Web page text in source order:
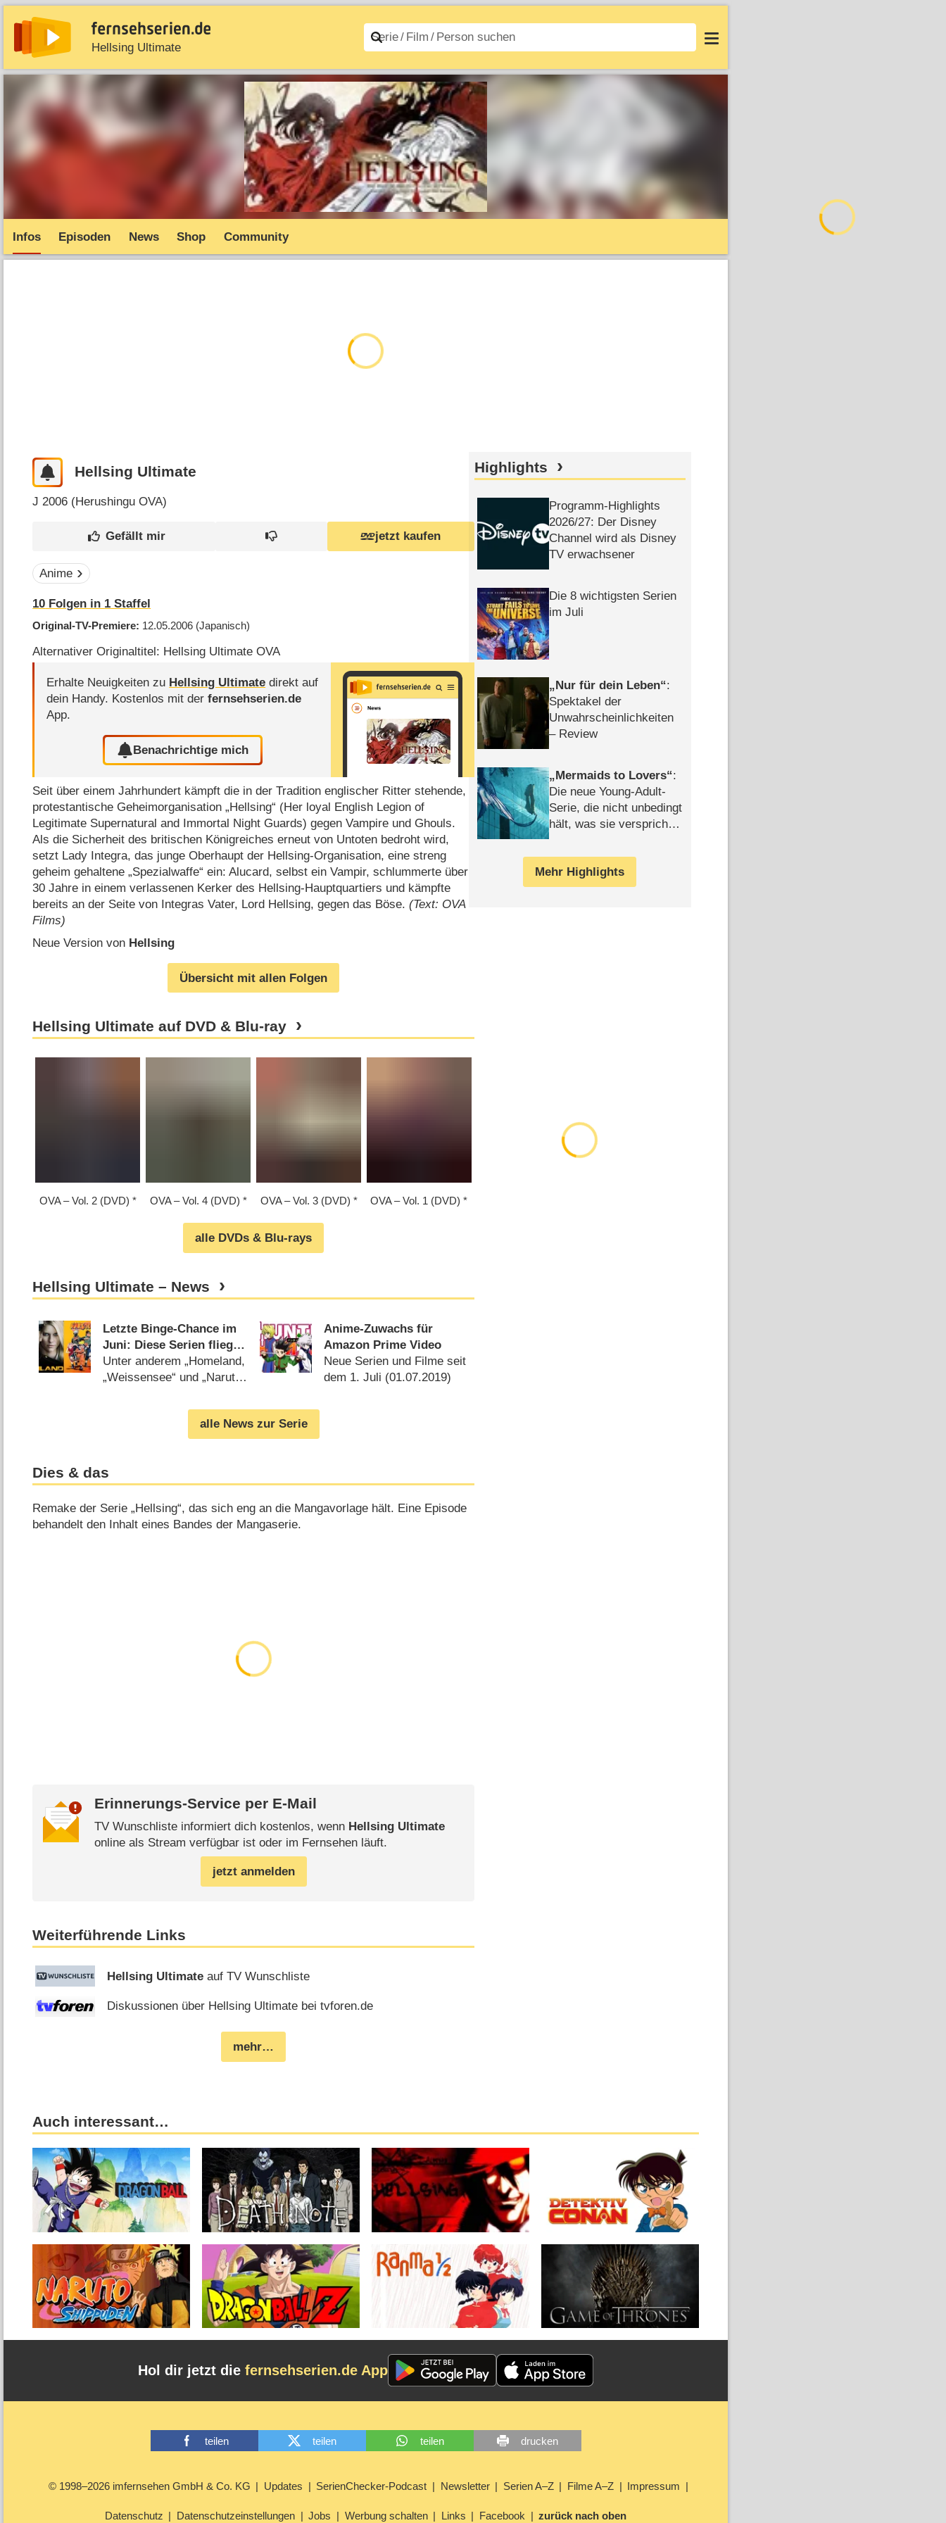
Hellsing Ultimate
News Entdecken Streaming Filme A–Z Login
Infos Episoden News Shop Community
Hellsing Ultimate
J 2006 (Herushingu OVA)
jetzt kaufen
Anime
10 Folgen in 1 Staffel
Original-TV-Premiere 12.05.2006 (Japanisch)
Alternativer Originaltitel: Hellsing Ultimate OVA
Erhalte Neuigkeiten zu Hellsing Ultimate direkt auf
dein Handy. Kostenlos mit derfernsehserien.de
App.
Benachrichtige mich
Seit über einem Jahrhundert kämpft die in der Tradition englischer Ritter stehende,
protestantische Geheimorganisation „Hellsing“ (Her loyal English Legion of
Legitimate Supernatural and Immortal Night Guards) gegen Vampire und Ghouls.
Als die Sicherheit des britischen Königreiches erneut von Untoten bedroht wird,
setzt Lady Integra, das junge Oberhaupt der Hellsing-Organisation, eine streng
geheim gehaltene „Spezialwaffe“ ein: Alucard, selbst ein Vampir, schlummerte über
30 Jahre in einem verlassenen Kerker des Hellsing-Hauptquartiers und kämpfte
bereits an der Seite von Integras Vater, Lord Hellsing, gegen das Böse.(Text: OVA
Films)
Neue Version von Hellsing
Übersicht mit allen Folgen
Hellsing Ultimate auf DVD & Blu-ray
OVA – Vol. 2 (DVD) OVA – Vol. 4 (DVD) OVA – Vol. 3 (DVD) OVA – Vol. 1 (DVD)
alle DVDs & Blu-rays
Hellsing Ultimate – News
Letzte Binge-Chance im
Juni: Diese Serien fliegen
bei Amazon & Netflix
raus
Unter anderem „Homeland,
„Weissensee“ und „Naruto“
Anime-Zuwachs für
Amazon Prime Video
Neue Serien und Filme seit
dem 1. Juli (01.07.2019)
alle News zur Serie
Dies & das
Remake der Serie „Hellsing“, das sich eng an die Mangavorlage hält. Eine Episode
behandelt den Inhalt eines Bandes der Mangaserie.
Erinnerungs-Service per E-Mail
TV Wunschliste informiert dich kostenlos, wenn Hellsing Ultimate
online als Stream verfügbar ist oder im Fernsehen läuft.
jetzt anmelden
Weiterführende Links
Hellsing Ultimate auf TV Wunschliste
Diskussionen über Hellsing Ultimate bei tvforen.de
mehr…
Highlights
Programm-Highlights
2026/​27: Der Disney
Channel wird als Disney
TV erwachsener
Die 8 wichtigsten Serien
im Juli
Nur für dein Leben :
Spektakel der
Unwahrscheinlichkeiten
– Review
Mermaids to Lovers :
Die neue Young-Adult-
Serie, die nicht unbedingt
hält, was sie verspricht –
Mehr Highlights
Auch interessant…
Hol dir jetzt die fernsehserien.de App
teilen teilen teilen drucken
© 1998–2026 imfernsehen GmbH & Co. KG Updates SerienChecker-Podcast Newsletter Serien A–Z Filme A–Z Impressum
Datenschutz Datenschutzeinstellungen Jobs Werbung schalten Links Facebook zurück nach oben